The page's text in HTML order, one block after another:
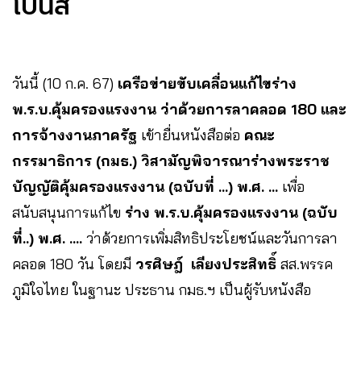
วันนี้ (10 ก.ค. 67) เครือข่ายขับเคลื่อนแก้ไขร่าง
พ.ร.บ.คุ้มครองแรงงาน ว่าด้วยการลาคลอด 180 และ
การจ้างงานภาครัฐ เข้ายื่นหนังสือต่อ คณะ
กรรมาธิการ (กมธ.) วิสามัญพิจารณาร่างพระราช
บัญญัติคุ้มครองแรงงาน (ฉบับที่ …) พ.ศ. … เพื่อ
สนับสนุนการแก้ไข ร่าง พ.ร.บ.คุ้มครองแรงงาน (ฉบับ
ที่..) พ.ศ. …. ว่าด้วยการเพิ่มสิทธิประโยชน์และวันการลา
คลอด 180 วัน โดยมี วรศิษฎ์ เลียงประสิทธิ์ สส.พรรค
ภูมิใจไทย ในฐานะ ประธาน กมธ.ฯ เป็นผู้รับหนังสือ